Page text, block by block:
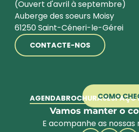
(Ouvert d'avril à septembre)
Auberge des soeurs Moisy
61250 Saint-Céneri-le-Gérei
CONTACTE-NOS
COMO
AGENDABROCHURASESPAÇO
Vamos manter o
E acompanhe as nossas